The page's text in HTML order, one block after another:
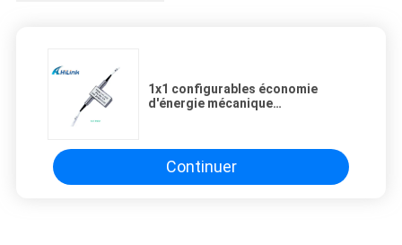
1x1 configurables économie
d'énergie mécanique
mini basse
Continuer